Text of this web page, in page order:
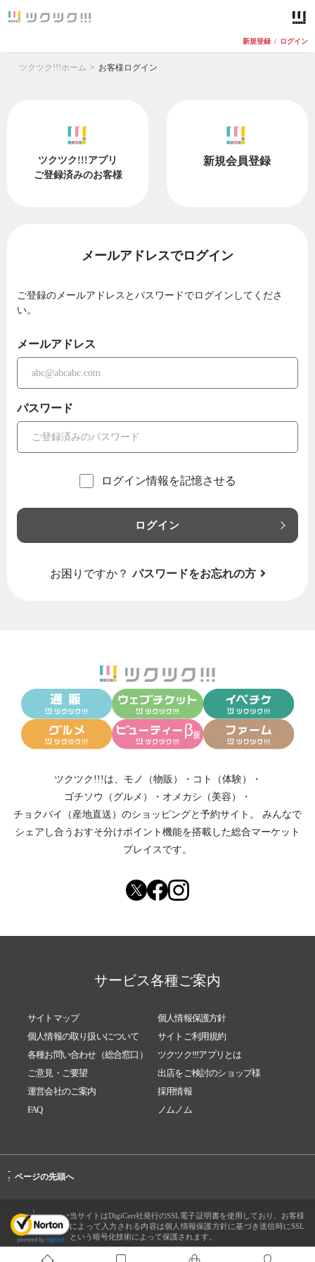
新規登録 / ログイン
ツクツク!!!ホーム お客様ログイン
ツクツク!!!アプリ
ご登録済みのお客様
新規会員登録
メールアドレスでログイン
ご登録のメールアドレスとパスワードでログインしてくださ
い。
メールアドレス
パスワード
ログイン情報を記憶させる
ログイン
お困りですか？ パスワードをお忘れの方
ツクツク!!!は、 モノ（物販） ・ コト（体験）
・
ゴチソウ（グルメ）
・ オメカシ（美容）
・
チョクバイ（産地直送） のショッピングと予約サイト。
みんなで
シェアし合う おすそ分けポイント機能を搭載した総合マーケット
プレイスです。
サービス各種ご案内
サイトマップ
個人情報保護方針
個人情報の取り扱いについて
サイトご利用規約
各種お問い合わせ（総合窓口）
ツクツク!!!アプリとは
ご意見・ご要望
出店をご検討のショップ様
運営会社のご案内
採用情報
FAQ
ノムノム
-
↑ ページの先頭へ
当サイトはDigiCert社発行のSSL電子証明書を使用しており、お客様
によって入力される内容は個人情報保護方針に基づき送信時にSSL
という暗号化技術によって保護されます。